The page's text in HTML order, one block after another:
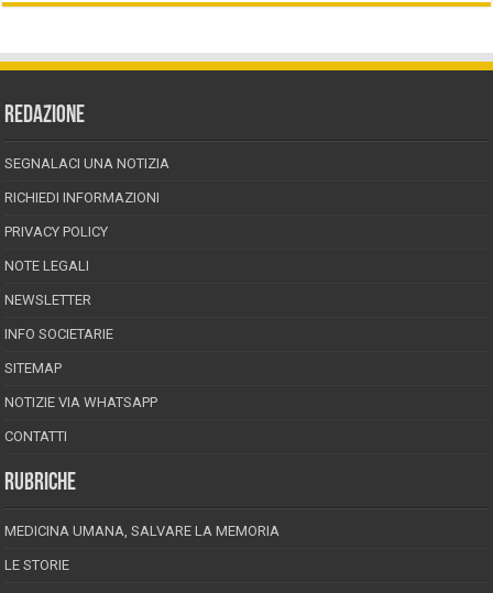
REDAZIONE
SEGNALACI UNA NOTIZIA
RICHIEDI INFORMAZIONI
PRIVACY POLICY
NOTE LEGALI
NEWSLETTER
INFO SOCIETARIE
SITEMAP
NOTIZIE VIA WHATSAPP
CONTATTI
RUBRICHE
MEDICINA UMANA, SALVARE LA MEMORIA
LE STORIE